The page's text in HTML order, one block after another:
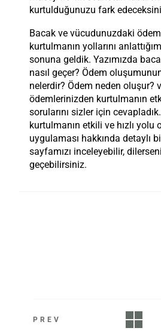
kurtulduğunuzu fark
Bacak ve vücudunuzdaki
kurtulmanın yollarını
sonuna geldik. Yazımızda
nasıl geçer? Ödem
nelerdir? Ödem neden oluşur?
ödemlerinizden kurtulmanın
sorularını sizler için
kurtulmanın etkili ve hızlı yolu
uygulaması hakkında detaylı
sayfamızı inceleyebilir,
geçebilirsiniz.
PREV